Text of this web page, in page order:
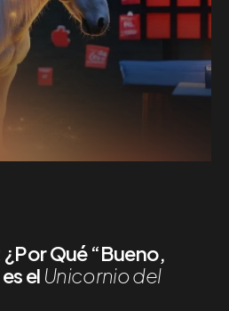
Qué “Bueno,
el Unicornio del